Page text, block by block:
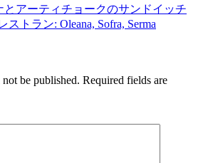
とアーティチョークのサンドイッチ
トラン: Oleana, Sofra, Serma
be published. Required fields are